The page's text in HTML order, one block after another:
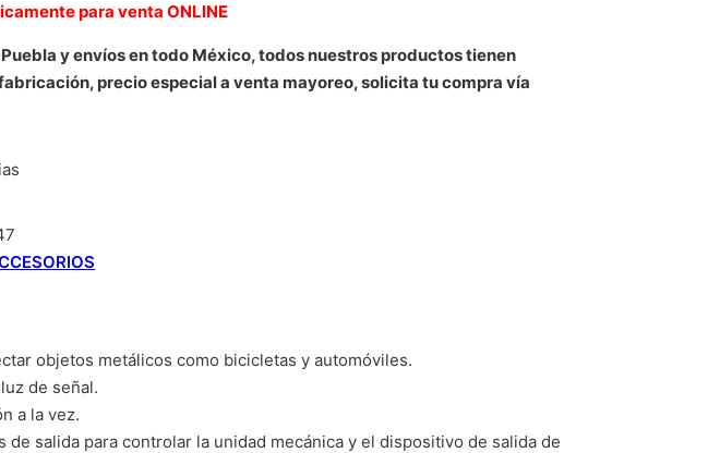
para venta ONLINE
y envíos en todo México, todos nuestros productos tienen
precio especial a venta mayoreo, solicita tu compra vía
objetos metálicos como bicicletas y automóviles.
de señal.
a la vez.
salida para controlar la unidad mecánica y el dispositivo de salida de